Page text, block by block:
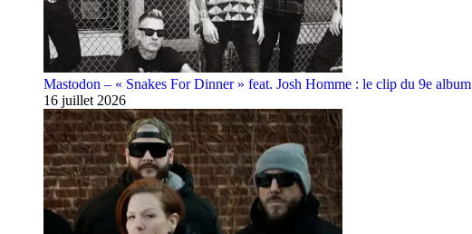
Mastodon – « Snakes For Dinner » feat. Josh Homme : le clip du 9e album
16 juillet 2026